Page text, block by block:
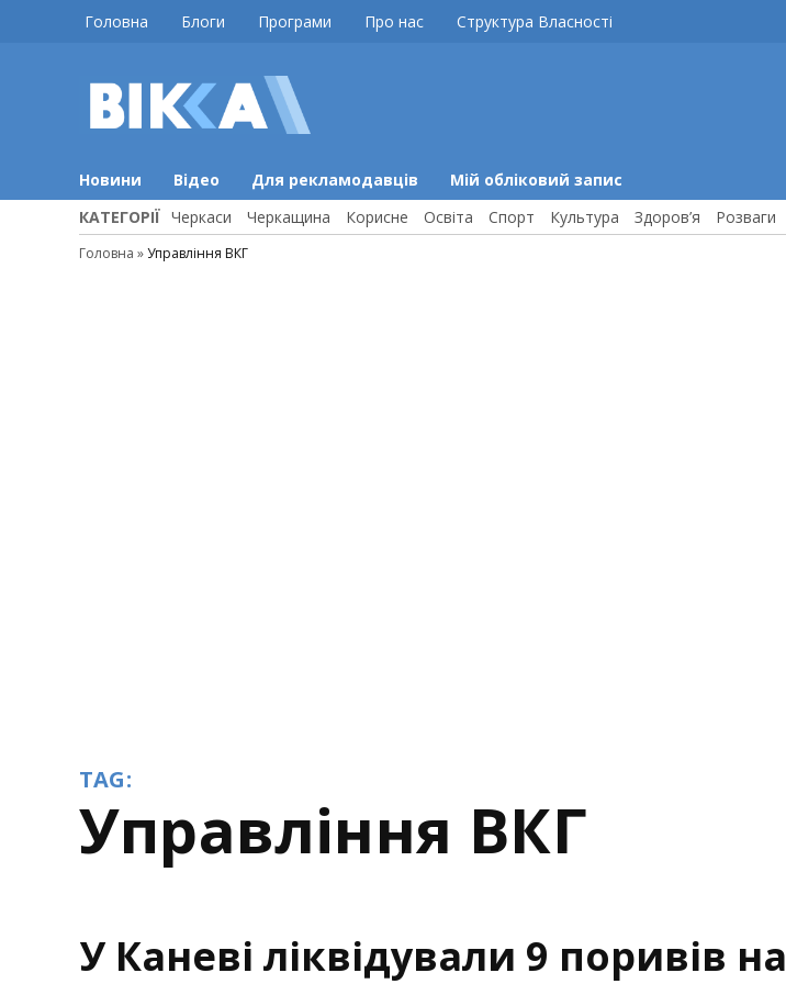
Головна Блоги Програми Про нас Структура Власності
Новини Відео Для рекламодавців Мій обліковий запис
КАТЕГОРІЇ Черкаси Черкащина Корисне Освіта Спорт Культура Здоров’я Розваги
Головна »Управління ВКГ
TAG:
Управління ВКГ
У Каневі ліквідували 9 поривів на